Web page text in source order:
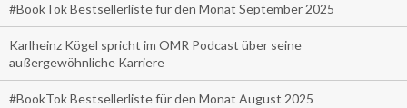
#BookTok Bestsellerliste für den Monat September 2025
Karlheinz Kögel spricht im OMR Podcast über seine
außergewöhnliche Karriere
#BookTok Bestsellerliste für den Monat August 2025